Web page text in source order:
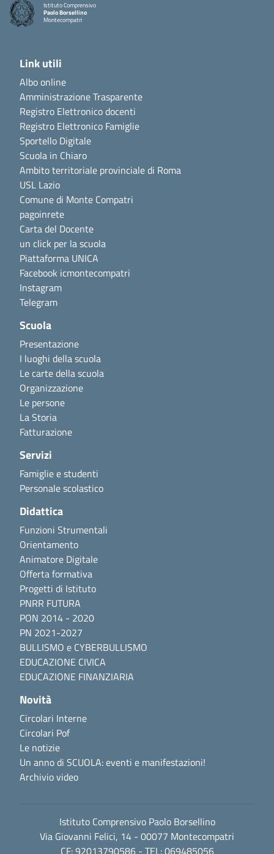
Istituto Comprensivo
Paolo Borsellino
Montecompatri
Link utili
Albo online
Amministrazione Trasparente
Registro Elettronico docenti
Registro Elettronico Famiglie
Sportello Digitale
Scuola in Chiaro
Ambito territoriale provinciale di Roma
USL Lazio
Comune di Monte Compatri
pagoinrete
Carta del Docente
un click per la scuola
Piattaforma UNICA
Facebook icmontecompatri
Instagram
Telegram
Scuola
Presentazione
I luoghi della scuola
Le carte della scuola
Organizzazione
Le persone
La Storia
Fatturazione
Servizi
Famiglie e studenti
Personale scolastico
Didattica
Funzioni Strumentali
Orientamento
Animatore Digitale
Offerta formativa
Progetti di Istituto
PNRR FUTURA
PON 2014 - 2020
PN 2021-2027
BULLISMO e CYBERBULLISMO
EDUCAZIONE CIVICA
EDUCAZIONE FINANZIARIA
Novità
Circolari Interne
Circolari Pof
Le notizie
Un anno di SCUOLA: eventi e manifestazioni!
Archivio video
Istituto Comprensivo Paolo Borsellino
Via Giovanni Felici, 14 - 00077 Montecompatri
CF: 92013790586 - TEL: 069485056